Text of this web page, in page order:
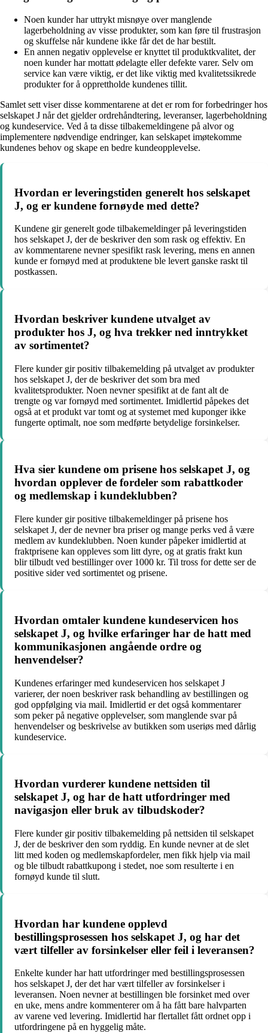
Noen kunder har uttrykt misnøye over manglende
lagerbeholdning av visse produkter, som kan føre til frustrasjon
og skuffelse når kundene ikke får det de har bestilt.
En annen negativ opplevelse er knyttet til produktkvalitet, der
noen kunder har mottatt ødelagte eller defekte varer. Selv om
service kan være viktig, er det like viktig med kvalitetssikrede
produkter for å opprettholde kundenes tillit.
Samlet sett viser disse kommentarene at det er rom for forbedringer hos
selskapet J når det gjelder ordrehåndtering, leveranser, lagerbeholdning
og kundeservice. Ved å ta disse tilbakemeldingene på alvor og
implementere nødvendige endringer, kan selskapet imøtekomme
kundenes behov og skape en bedre kundeopplevelse.
Hvordan er leveringstiden generelt hos selskapet
J, og er kundene fornøyde med dette?
Kundene gir generelt gode tilbakemeldinger på leveringstiden
hos selskapet J, der de beskriver den som rask og effektiv. En
av kommentarene nevner spesifikt rask levering, mens en annen
kunde er fornøyd med at produktene ble levert ganske raskt til
postkassen.
Hvordan beskriver kundene utvalget av
produkter hos J, og hva trekker ned inntrykket
av sortimentet?
Flere kunder gir positiv tilbakemelding på utvalget av produkter
hos selskapet J, der de beskriver det som bra med
kvalitetsprodukter. Noen nevner spesifikt at de fant alt de
trengte og var fornøyd med sortimentet. Imidlertid påpekes det
også at et produkt var tomt og at systemet med kuponger ikke
fungerte optimalt, noe som medførte betydelige forsinkelser.
Hva sier kundene om prisene hos selskapet J, og
hvordan opplever de fordeler som rabattkoder
og medlemskap i kundeklubben?
Flere kunder gir positive tilbakemeldinger på prisene hos
selskapet J, der de nevner bra priser og mange perks ved å være
medlem av kundeklubben. Noen kunder påpeker imidlertid at
fraktprisene kan oppleves som litt dyre, og at gratis frakt kun
blir tilbudt ved bestillinger over 1000 kr. Til tross for dette ser de
positive sider ved sortimentet og prisene.
Hvordan omtaler kundene kundeservicen hos
selskapet J, og hvilke erfaringer har de hatt med
kommunikasjonen angående ordre og
henvendelser?
Kundenes erfaringer med kundeservicen hos selskapet J
varierer, der noen beskriver rask behandling av bestillingen og
god oppfølging via mail. Imidlertid er det også kommentarer
som peker på negative opplevelser, som manglende svar på
henvendelser og beskrivelse av butikken som useriøs med dårlig
kundeservice.
Hvordan vurderer kundene nettsiden til
selskapet J, og har de hatt utfordringer med
navigasjon eller bruk av tilbudskoder?
Flere kunder gir positiv tilbakemelding på nettsiden til selskapet
J, der de beskriver den som ryddig. En kunde nevner at de slet
litt med koden og medlemskapfordeler, men fikk hjelp via mail
og ble tilbudt rabattkupong i stedet, noe som resulterte i en
fornøyd kunde til slutt.
Hvordan har kundene opplevd
bestillingsprosessen hos selskapet J, og har det
vært tilfeller av forsinkelser eller feil i leveransen?
Enkelte kunder har hatt utfordringer med bestillingsprosessen
hos selskapet J, der det har vært tilfeller av forsinkelser i
leveransen. Noen nevner at bestillingen ble forsinket med over
en uke, mens andre kommenterer om å ha fått bare halvparten
av varene ved levering. Imidlertid har flertallet fått ordnet opp i
utfordringene på en hyggelig måte.